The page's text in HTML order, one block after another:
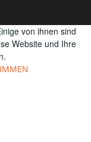
von ihnen sind
Website und Ihre